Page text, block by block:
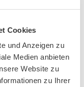
Cookies
und Anzeigen zu
Medien anbieten
Website zu
zu Ihrer
Bringe deinen
in
erwerben und
ihrer Buchung